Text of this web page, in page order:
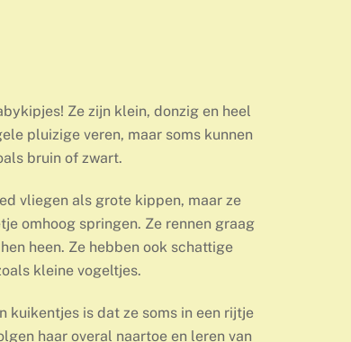
Ze zijn klein, donzig en heel
pluizige veren, maar soms kunnen
bruin of zwart.
vliegen als grote kippen, maar ze
omhoog springen. Ze rennen graag
heen. Ze hebben ook schattige
kleine vogeltjes.
kuikentjes is dat ze soms in een rijtje
haar overal naartoe en leren van